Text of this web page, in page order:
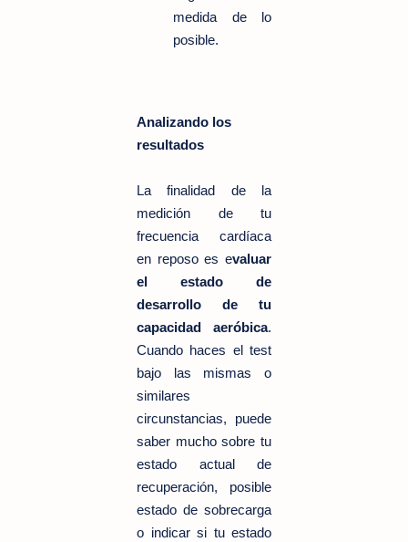
medida de lo
posible.
Analizando los
resultados
La finalidad de la
medición de tu
frecuencia cardíaca
en reposo es evaluar
el estado de
desarrollo de tu
capacidad aeróbica.
Cuando haces el test
bajo las mismas o
similares
circunstancias, puede
saber mucho sobre tu
estado actual de
recuperación, posible
estado de sobrecarga
o indicar si tu estado